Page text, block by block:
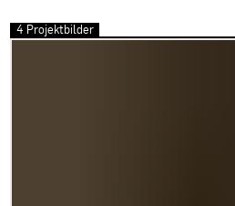
4 Projektbilder
Bilder überspringen